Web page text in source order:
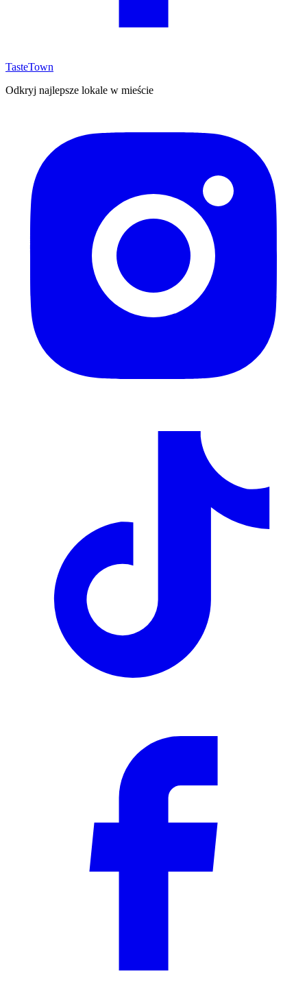
TasteTown
Odkryj najlepsze lokale w mieście